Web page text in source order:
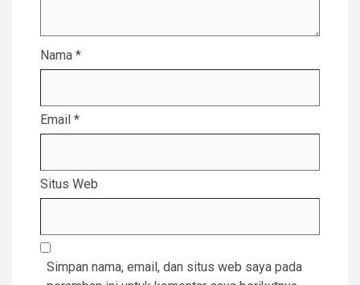
Nama *
Email *
Situs Web
Simpan nama, email, dan situs web saya pada